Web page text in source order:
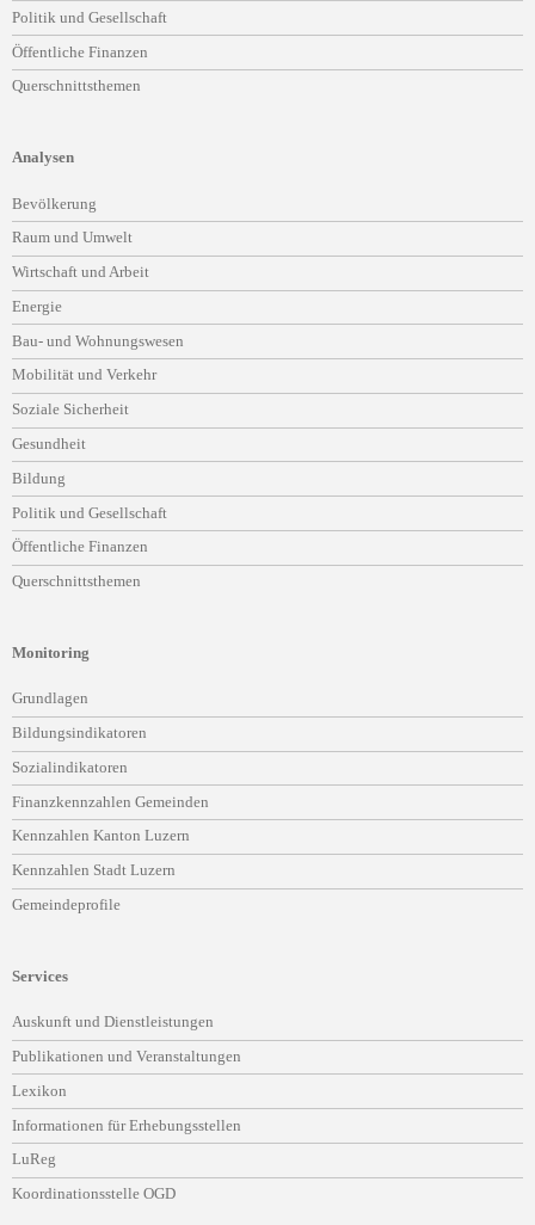
Politik und Gesellschaft
Öffentliche Finanzen
Querschnittsthemen
Analysen
Navigation
überspringen
Bevölkerung
Raum und Umwelt
Wirtschaft und Arbeit
Energie
Bau- und Wohnungswesen
Mobilität und Verkehr
Soziale Sicherheit
Gesundheit
Bildung
Politik und Gesellschaft
Öffentliche Finanzen
Querschnittsthemen
Monitoring
Navigation
überspringen
Grundlagen
Bildungsindikatoren
Sozialindikatoren
Finanzkennzahlen Gemeinden
Kennzahlen Kanton Luzern
Kennzahlen Stadt Luzern
Gemeindeprofile
Services
Navigation
überspringen
Auskunft und Dienstleistungen
Publikationen und Veranstaltungen
Lexikon
Informationen für Erhebungsstellen
LuReg
Koordinationsstelle OGD